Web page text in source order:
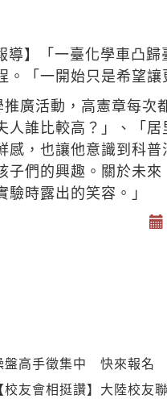
導】「一臺化學車凸
。「一開始只是希望
廣活動，高憲章每
人誰比較高？」、「
感，也讓他意識到科
子們的興趣。關於未
時露出的笑容。」
盤高手徵集中 快來報名
校友會相挺讚】大陸校友